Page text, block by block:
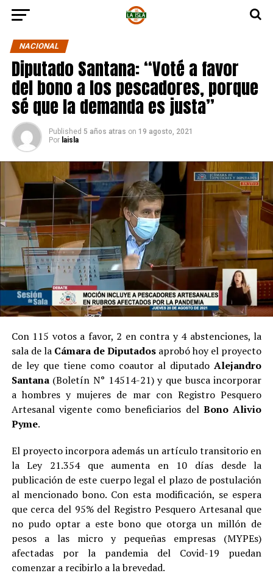
NACIONAL
Diputado Santana: “Voté a favor
del bono a los pescadores, porque
sé que la demanda es justa”
Published 5 años atras on 19 agosto, 2021
Por laisla
Con 115 votos a favor, 2 en contra y 4 abstenciones, la
sala de la Cámara de Diputados aprobó hoy el proyecto
de ley que tiene como coautor al diputadoAlejandro
Santana(Boletín N° 14514-21) y que busca incorporar
a hombres y mujeres de mar con Registro Pesquero
Artesanal vigente como beneficiarios delBono Alivio
Pyme.
El proyecto incorpora además un artículo transitorio en
la Ley 21.354 que aumenta en 10 días desde la
publicación de este cuerpo legal el plazo de postulación
al mencionado bono. Con esta modificación, se espera
que cerca del 95% del Registro Pesquero Artesanal que
no pudo optar a este bono que otorga un millón de
pesos a las micro y pequeñas empresas (MYPEs)
afectadas por la pandemia del Covid-19 puedan
comenzar a recibirlo a la brevedad.